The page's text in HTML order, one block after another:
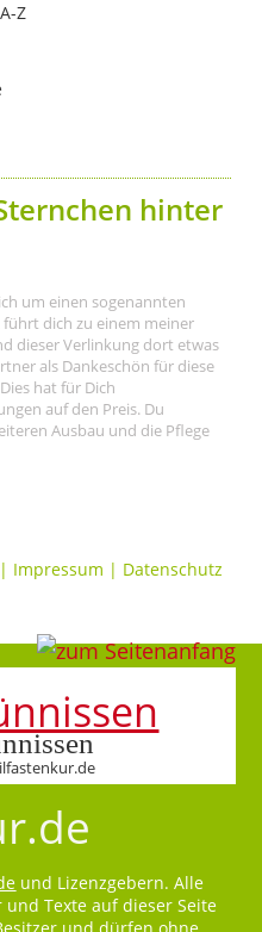
Z
hinter
um einen sogenannten
dich zu einem meiner
dieser Verlinkung dort etwas
als Dankeschön für diese
hat für Dich
auf den Preis. Du
Ausbau und die Pflege
| Impressum | Datenschutz
und Lizenzgebern. Alle
Texte auf dieser Seite